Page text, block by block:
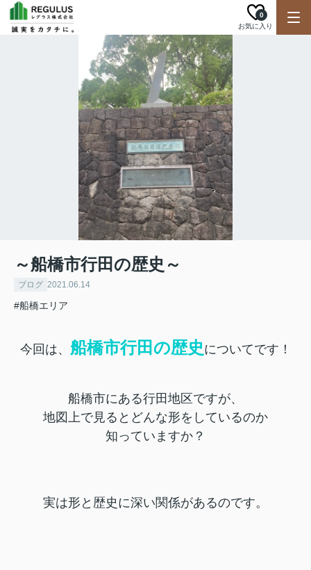
お気に入り
0
～船橋市行田の歴史～
ブログ 2021.06.14
#船橋エリア
今回は、 船橋市行田の歴史 についてです！
船橋市にある行田地区ですが、
地図上で見るとどんな形をしているのか
知っていますか？
実は形と歴史に深い関係があるのです。